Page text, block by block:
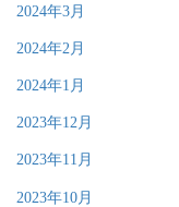
2024年3月
2024年2月
2024年1月
2023年12月
2023年11月
2023年10月